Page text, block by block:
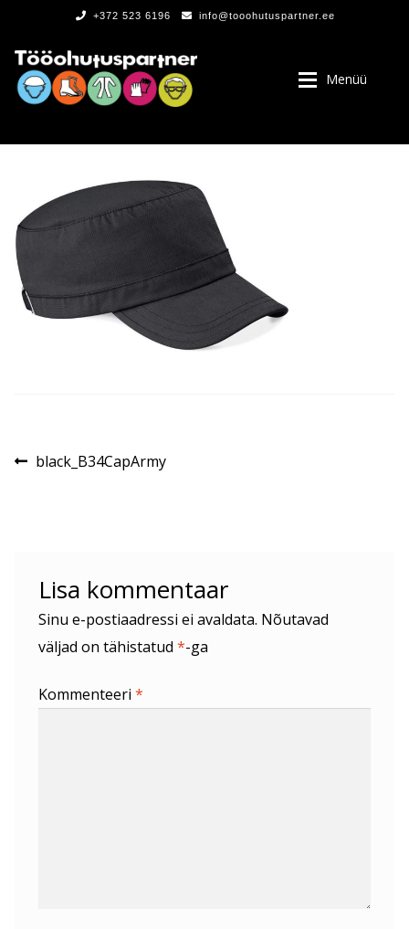
+372 523 6196 info@tooohutuspartner.ee
Menüü
Navigeerimine
Eelmine
black_B34CapArmy
Lisa kommentaar
Sinu e-postiaadressi ei avaldata. Nõutavad
väljad on tähistatud *-ga
Kommenteeri *